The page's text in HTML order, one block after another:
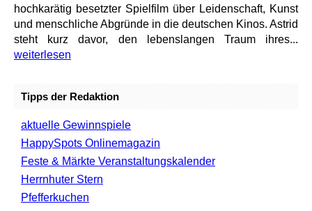
hochkarätig besetzter Spielfilm über Leidenschaft, Kunst
und menschliche Abgründe in die deutschen Kinos. Astrid
steht kurz davor, den lebenslangen Traum ihres...
weiterlesen
Tipps der Redaktion
aktuelle Gewinnspiele
HappySpots Onlinemagazin
Feste & Märkte Veranstaltungskalender
Herrnhuter Stern
Pfefferkuchen